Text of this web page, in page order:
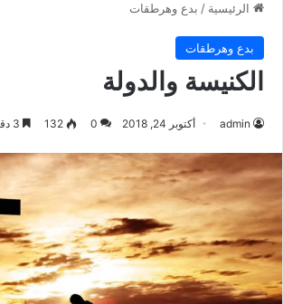
الرئيسية / بدع وهرطقات
بدع وهرطقات
الكنيسة والدولة
admin أكتوبر 24, 2018 0
132